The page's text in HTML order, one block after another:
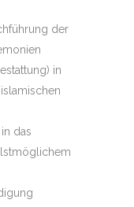
der
in
das